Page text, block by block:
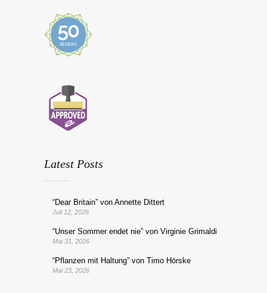
Latest Posts
“Dear Britain” von Annette Dittert
Juli 12, 2026
“Unser Sommer endet nie” von Virginie Grimaldi
Mai 31, 2026
“Pflanzen mit Haltung” von Timo Hörske
Mai 23, 2026